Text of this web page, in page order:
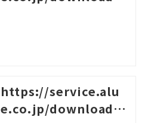
https://service.alu
e.co.jp/download/3